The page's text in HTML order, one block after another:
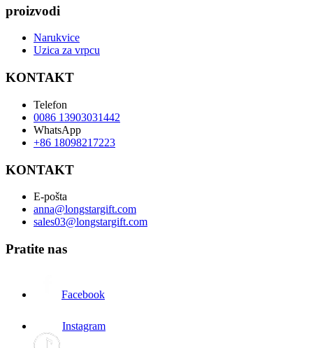
proizvodi
Narukvice
Uzica za vrpcu
KONTAKT
Telefon
0086 13903031442
WhatsApp
+86 18098217223
KONTAKT
E-pošta
anna@longstargift.com
sales03@longstargift.com
Pratite nas
Facebook
Instagram